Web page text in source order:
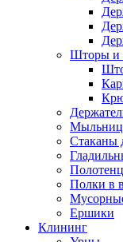
Шторы и
Стаканы
Полки в
Ершики
Клининг